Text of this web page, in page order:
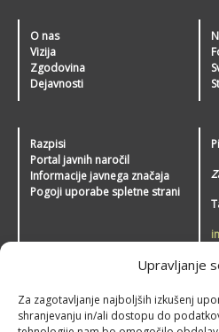
Upravljanje
Za zagotavljanje najboljših izkušenj
shranjevanju in/ali dostopu do
O nas
Vizija
Zgodovina
Dejavnosti
Razpisi
Portal javnih naročil
Informacije javnega značaja
Pogoji uporabe spletne strani